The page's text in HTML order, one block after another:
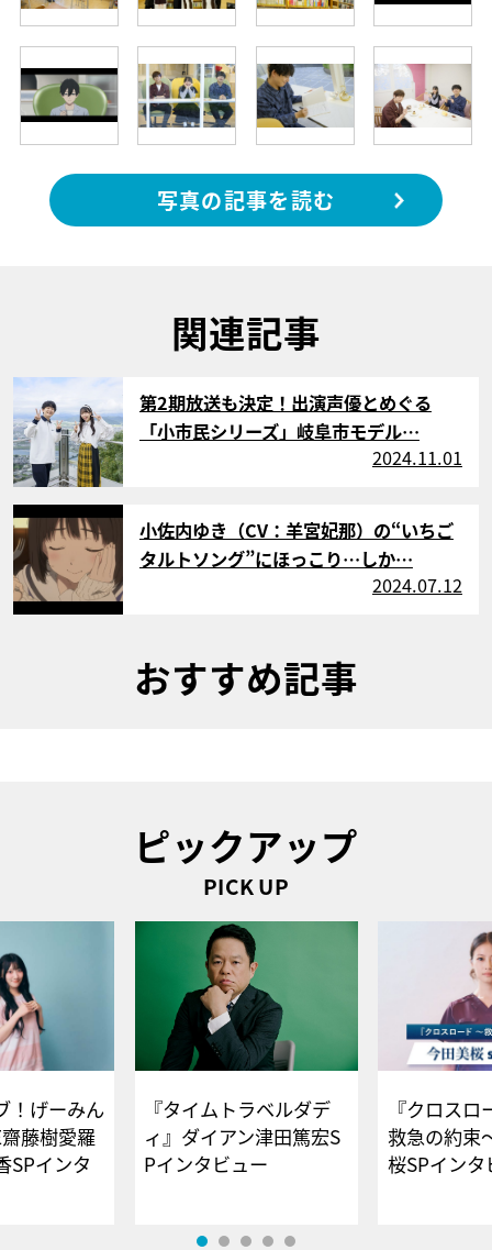
写真の記事を読む
関連記事
第2期放送も決定！出演声優とめぐる
「小市民シリーズ」岐阜市モデル…
2024.11.01
サムネイル
小佐内ゆき（CV：羊宮妃那）の“いちご
タルトソング”にほっこり…しか…
2024.07.12
おすすめ記事
ピックアップ
PICK UP
！げーみん
藤樹愛羅
SPインタ
『タイムトラベルダデ
ィ』ダイアン津田篤宏S
Pインタビュー
『クロス
救急の約束
桜SPイ